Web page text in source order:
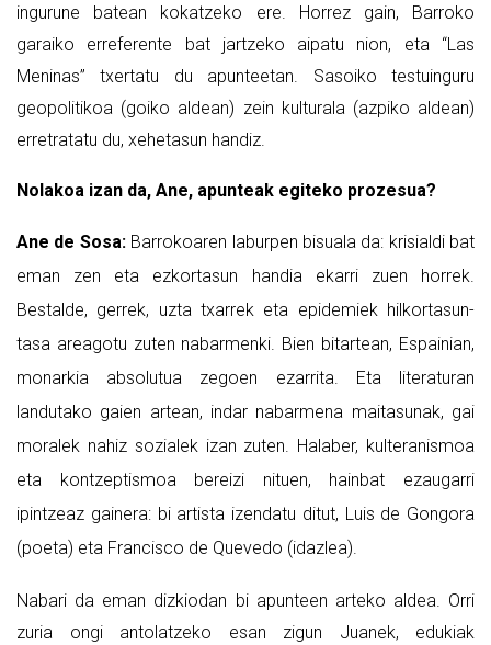
ingurune batean kokatzeko ere. Horrez gain, Barroko
garaiko erreferente bat jartzeko aipatu nion, eta “Las
Meninas” txertatu du apunteetan. Sasoiko testuinguru
geopolitikoa (goiko aldean) zein kulturala (azpiko aldean)
erretratatu du, xehetasun handiz.
Nolakoa izan da, Ane, apunteak egiteko prozesua?
Ane de Sosa: Barrokoaren laburpen bisuala da: krisialdi bat
eman zen eta ezkortasun handia ekarri zuen horrek.
Bestalde, gerrek, uzta txarrek eta epidemiek hilkortasun-
tasa areagotu zuten nabarmenki. Bien bitartean, Espainian,
monarkia absolutua zegoen ezarrita. Eta literaturan
landutako gaien artean, indar nabarmena maitasunak, gai
moralek nahiz sozialek izan zuten. Halaber, kulteranismoa
eta kontzeptismoa bereizi nituen, hainbat ezaugarri
ipintzeaz gainera: bi artista izendatu ditut, Luis de Gongora
(poeta) eta Francisco de Quevedo (idazlea).
Nabari da eman dizkiodan bi apunteen arteko aldea. Orri
zuria ongi antolatzeko esan zigun Juanek, edukiak